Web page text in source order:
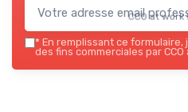
CCO at work
* En remplissant ce formulaire,
des fins commerciales par